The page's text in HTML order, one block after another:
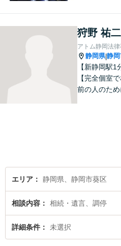
軽にご連絡く
狩野 祐二
アトム静岡法
静岡県|静
【新静岡駅1
【完全個室
前の人のため
ださい。
エリア 静岡県、静岡市葵区
相談内容 相続・遺言、調停
詳細条件 未選択